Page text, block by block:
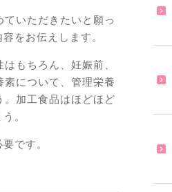
いただきたいと願っ
をお伝えします。
もちろん、妊娠前、
について、管理栄養
加工食品はほどほど
。
です。